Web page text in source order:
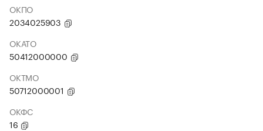
ОКПО
2034025903
ОКАТО
50412000000
ОКТМО
50712000001
ОКФС
16